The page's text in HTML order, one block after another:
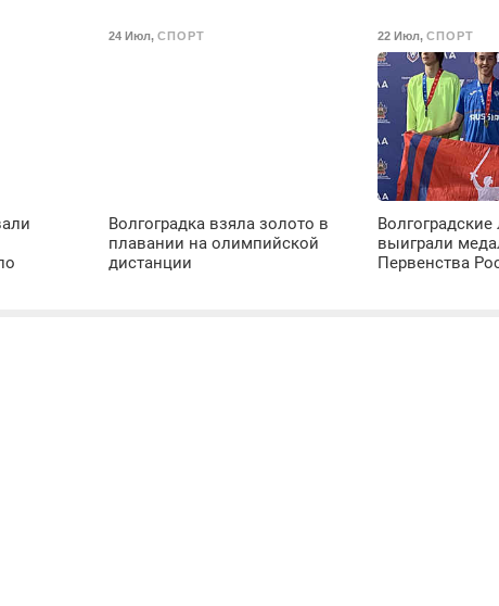
24 Июл,СПОРТ
Волгоградка взяла золото в
плавании на олимпийской
дистанции
22 Июл, СПОРТ
Волгоградские
выиграли
Первенства